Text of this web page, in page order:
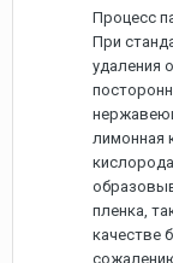
Процесс
При
удаления
лимонная
пленка,
качестве